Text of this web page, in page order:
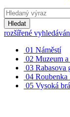
Hledat
rozšířené
01 Náměstí
02 Muzeum a
03 Rabasova
04 Roubenka
05 Vysoká